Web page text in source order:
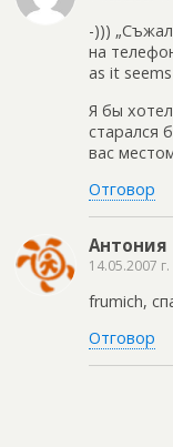
-)))
на
as it
Я бы
старался
вас
Отговор
Антония
14.05.2007 г.
frumich,
Отговор